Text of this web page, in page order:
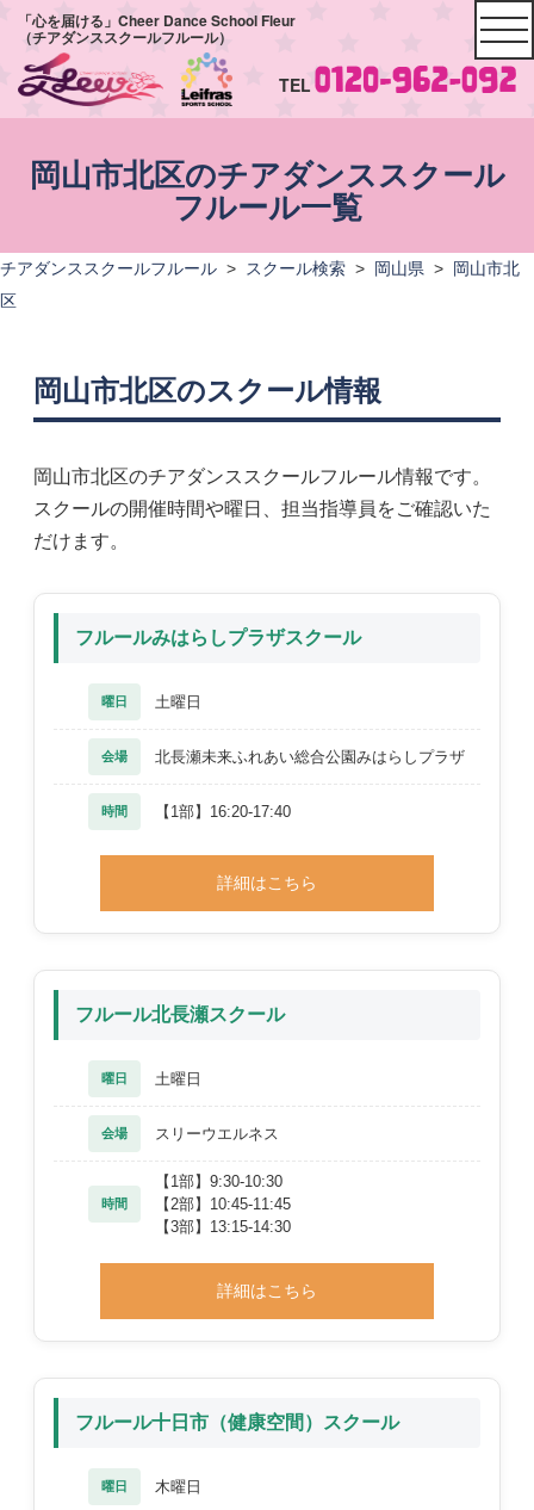
「心を届ける」Cheer Dance School Fleur
（チアダンススクールフルール）
TEL
岡山市北区のチアダンススクール
フルール一覧
チアダンススクールフルール > スクール検索 > 岡山県 >
岡山市北
区
岡山市北区のスクール情報
岡山市北区のチアダンススクールフルール情報です。
スクールの開催時間や曜日、担当指導員をご確認いた
だけます。
フルールみはらしプラザスクール
曜日 土曜日
会場 北長瀬未来ふれあい総合公園みはらしプラザ
時間 【1部】16:20-17:40
詳細はこちら
フルール北長瀬スクール
曜日 土曜日
会場 スリーウエルネス
時間
【1部】9:30-10:30
【2部】10:45-11:45
【3部】13:15-14:30
詳細はこちら
フルール十日市（健康空間）スクール
曜日 木曜日